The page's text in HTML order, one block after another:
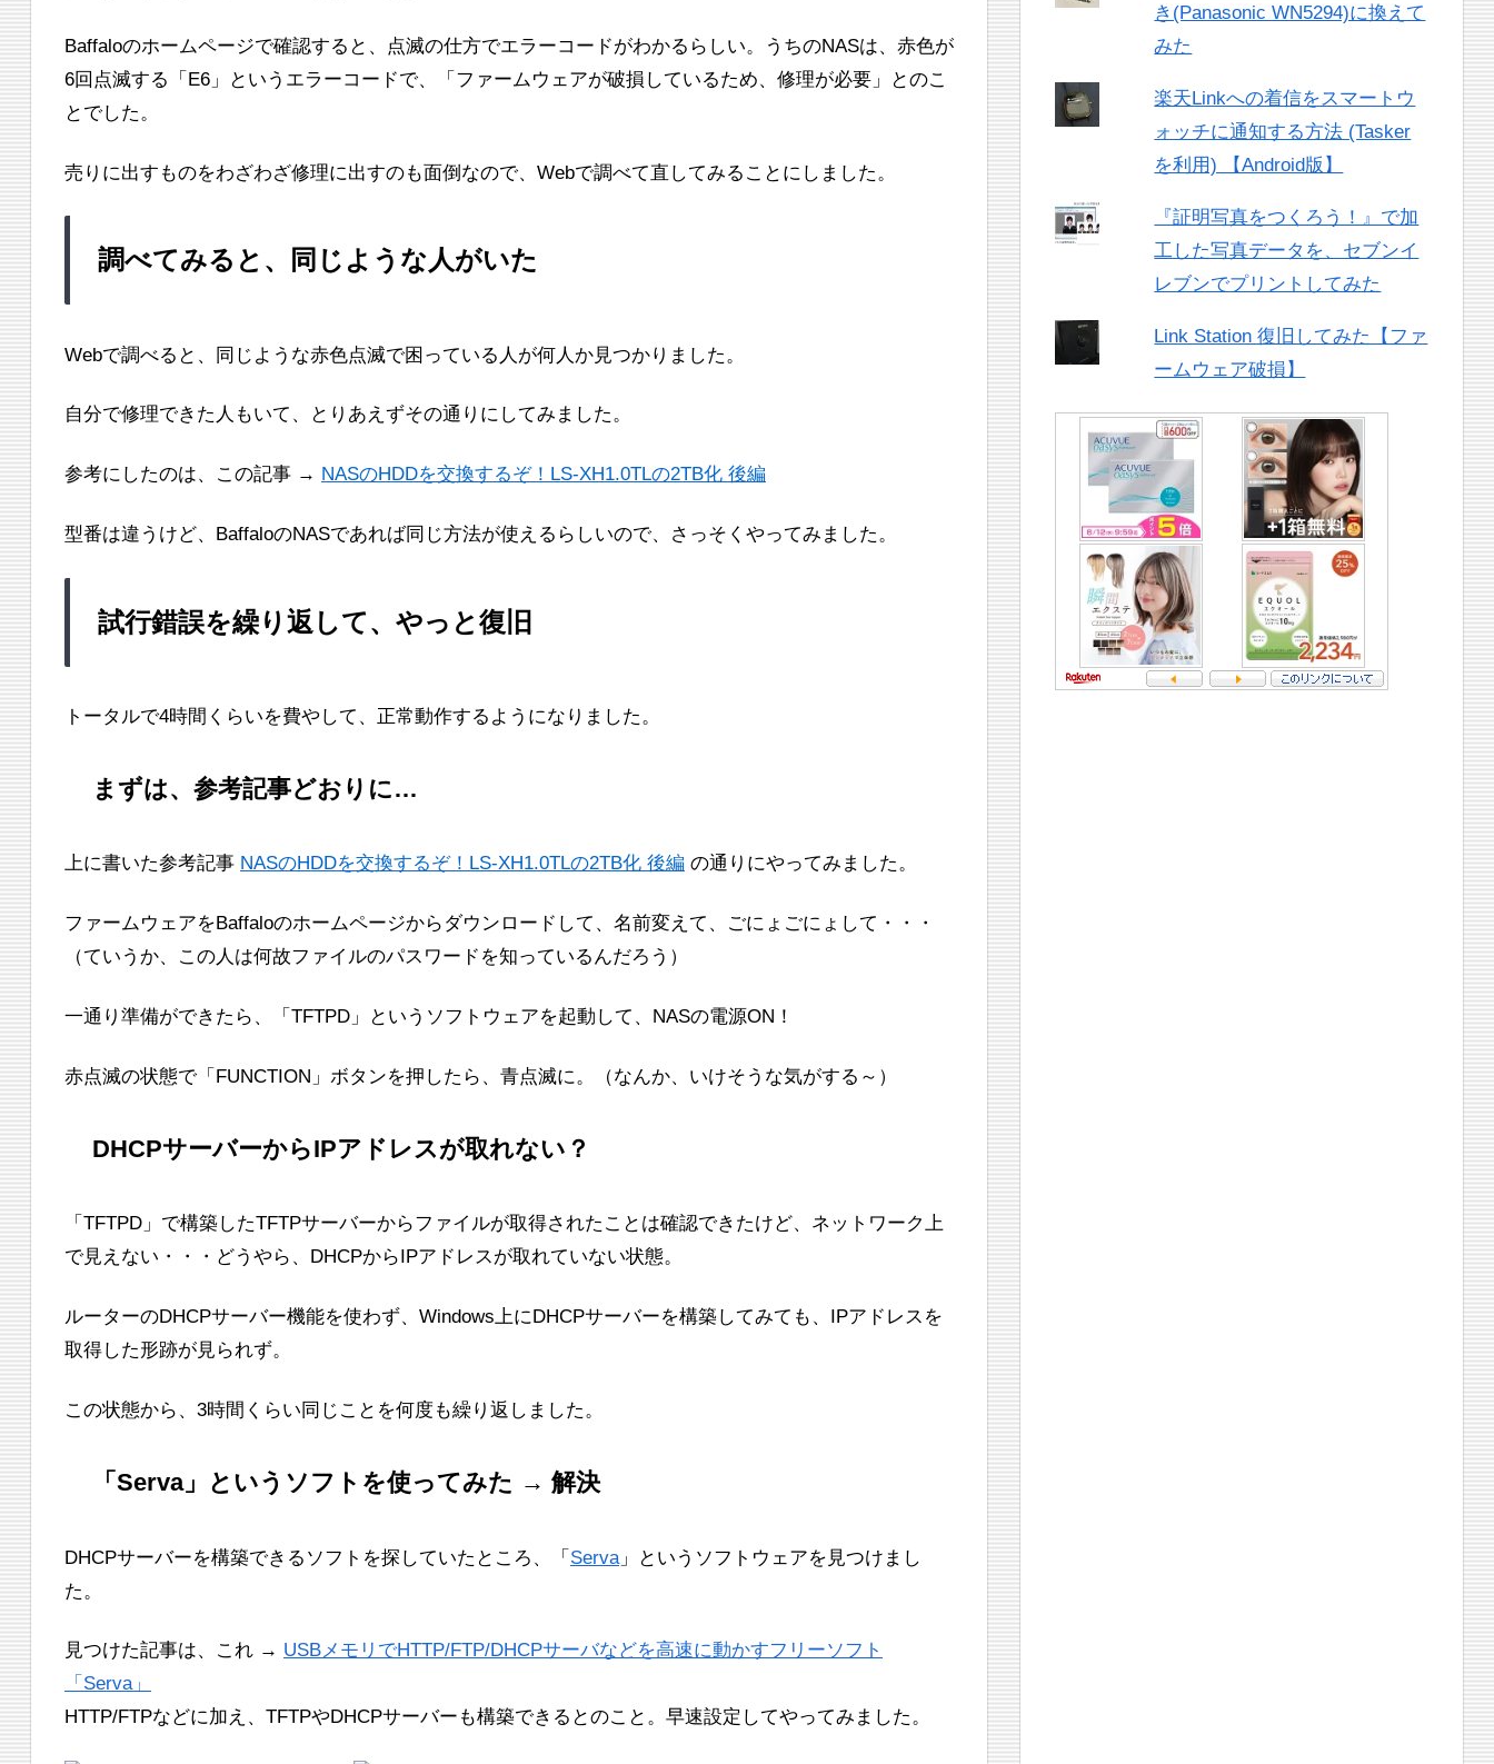
Baffaloのホームページで確認すると、点滅の仕方でエラーコードがわかるらしい。うちのNASは、赤色が
6回点滅する「E6」というエラーコードで、「ファームウェアが破損しているため、修理が必要」とのこ
とでした。
売りに出すものをわざわざ修理に出すのも面倒なので、Webで調べて直してみることにしました。
調べてみると、同じような人がいた
Webで調べると、同じような赤色点滅で困っている人が何人か見つかりました。
自分で修理できた人もいて、とりあえずその通りにしてみました。
参考にしたのは、この記事 → NASのHDDを交換するぞ！LS-XH1.0TLの2TB化 後編
型番は違うけど、BaffaloのNASであれば同じ方法が使えるらしいので、さっそくやってみました。
試行錯誤を繰り返して、やっと復旧
トータルで4時間くらいを費やして、正常動作するようになりました。
まずは、参考記事どおりに…
上に書いた参考記事 NASのHDDを交換するぞ！LS-XH1.0TLの2TB化 後編 の通りにやってみました。
ファームウェアをBaffaloのホームページからダウンロードして、名前変えて、ごにょごにょして・・・
（ていうか、この人は何故ファイルのパスワードを知っているんだろう）
一通り準備ができたら、「TFTPD」というソフトウェアを起動して、NASの電源ON！
赤点滅の状態で「FUNCTION」ボタンを押したら、青点滅に。（なんか、いけそうな気がする～）
DHCPサーバーからIPアドレスが取れない？
「TFTPD」で構築したTFTPサーバーからファイルが取得されたことは確認できたけど、ネットワーク上
で見えない・・・どうやら、DHCPからIPアドレスが取れていない状態。
ルーターのDHCPサーバー機能を使わず、Windows上にDHCPサーバーを構築してみても、IPアドレスを
取得した形跡が見られず。
この状態から、3時間くらい同じことを何度も繰り返しました。
「Serva」というソフトを使ってみた → 解決
DHCPサーバーを構築できるソフトを探していたところ、「 Serva 」というソフトウェアを見つけまし
た。
見つけた記事は、これ → USBメモリでHTTP/FTP/DHCPサーバなどを高速に動かすフリーソフト
「Serva」
HTTP/FTPなどに加え、TFTPやDHCPサーバーも構築できるとのこと。早速設定してやってみました。
き(Panasonic WN5294)に換えて
みた
楽天Linkへの着信をスマートウ
ォッチに通知する方法 (Tasker
を利用) 【Android版】
『証明写真をつくろう！』で加
工した写真データを、セブンイ
レブンでプリントしてみた
Link Station 復旧してみた【ファ
ームウェア破損】